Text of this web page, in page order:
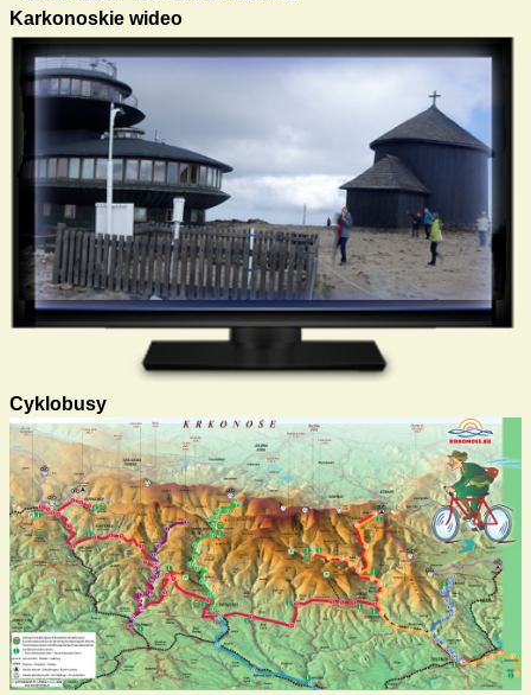
Karkonoskie wideo
Cyklobusy